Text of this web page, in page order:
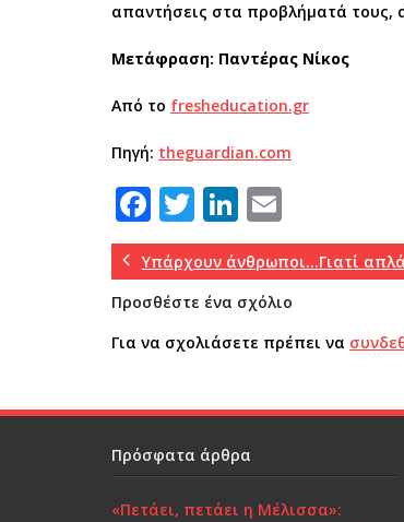
απαντήσεις στα προβλήματά τους,
Μετάφραση: Παντέρας Νίκος
Από το fresheducation.gr
Πηγή: theguardian.com
F
a
c
e
b
o
k
T
w
it
te
r
Li
n
k
e
dI
m
ai
l
Υπάρχουν άνθρωποι…Γιατί
Προσθέστε ένα σχόλιο
Για να σχολιάσετε πρέπει να
Πρόσφατα άρθρα
«Πετάει, πετάει η Μέλισσα»: